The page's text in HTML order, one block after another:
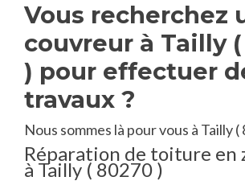
Vous recherchez
couvreur à Tailly
) pour effectuer
travaux ?
Nous sommes là pour vous à Tailly (
Réparation de toiture en
à Tailly ( 80270 )